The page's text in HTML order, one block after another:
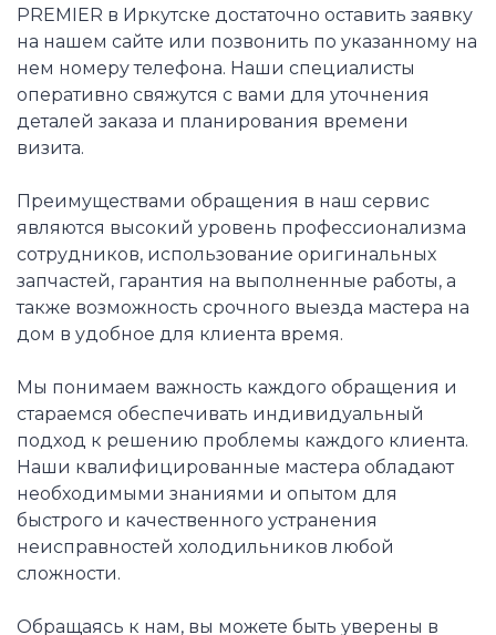
PREMIER в Иркутске достаточно оставить заявку
на нашем сайте или позвонить по указанному на
нем номеру телефона. Наши специалисты
оперативно свяжутся с вами для уточнения
деталей заказа и планирования времени
визита.
Преимуществами обращения в наш сервис
являются высокий уровень профессионализма
сотрудников, использование оригинальных
запчастей, гарантия на выполненные работы, а
также возможность срочного выезда мастера на
дом в удобное для клиента время.
Мы понимаем важность каждого обращения и
стараемся обеспечивать индивидуальный
подход к решению проблемы каждого клиента.
Наши квалифицированные мастера обладают
необходимыми знаниями и опытом для
быстрого и качественного устранения
неисправностей холодильников любой
сложности.
Обращаясь к нам, вы можете быть уверены в